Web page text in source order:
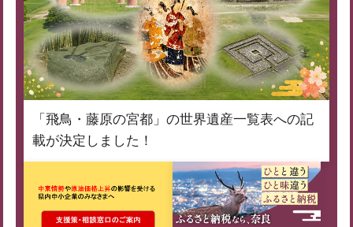
「飛鳥・藤原の宮都」の世界遺産一覧表への記
載が決定しました！